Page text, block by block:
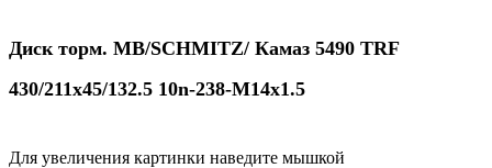
Диск торм. MB/SCHMITZ/ Камаз 5490 TRF
430/211x45/132.5 10n-238-M14x1.5
Для увеличения картинки наведите мышкой